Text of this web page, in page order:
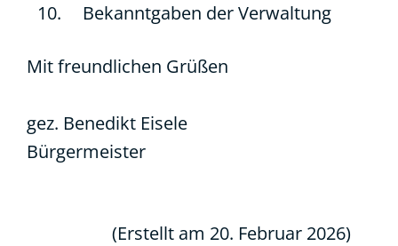
10. Bekanntgaben der Verwaltung
Mit freundlichen Grüßen
gez. Benedikt Eisele
Bürgermeister
(Erstellt am 20. Februar 2026)